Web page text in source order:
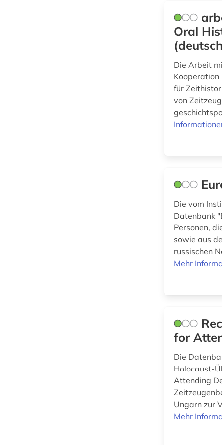
Kommunikationswissenschaften,
Oral
Die Arbeit
Kooperation
für
von
Die vom
Datenbank
Personen,
sowie aus
russischen
Mehr
for
Die
Holocaust-
Attending
Ungarn zur
Mehr